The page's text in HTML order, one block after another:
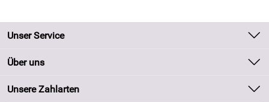
Unser Service
Kontakt
Kundeninformationen
Über uns
Unsere Bestseller
Unsere Zahlarten